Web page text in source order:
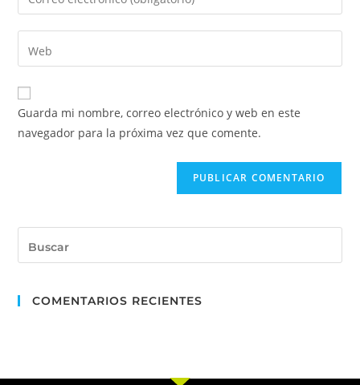
Guarda mi nombre, correo electrónico y web en este
navegador para la próxima vez que comente.
COMENTARIOS RECIENTES